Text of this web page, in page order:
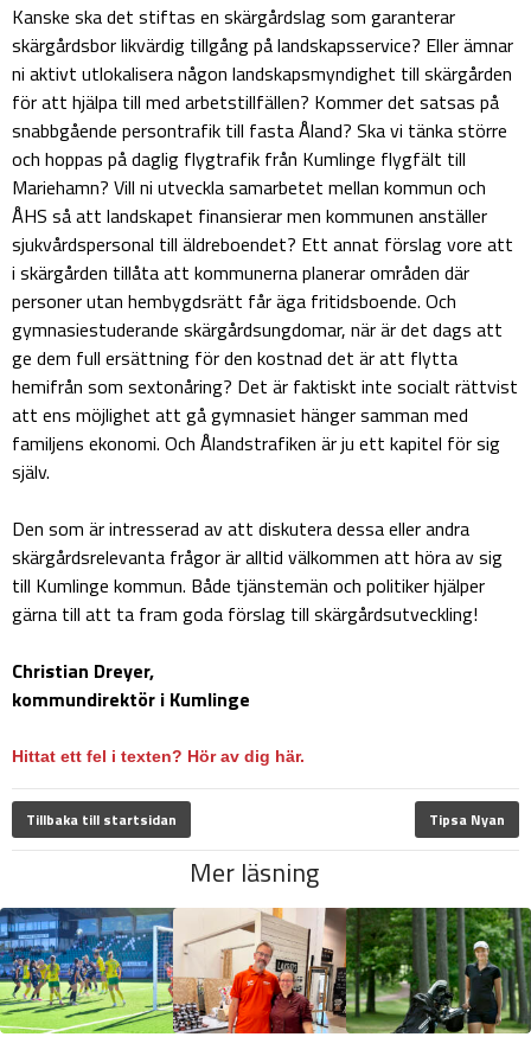
Kanske ska det stiftas en skärgårdslag som garanterar
skärgårdsbor likvärdig tillgång på landskapsservice? Eller ämnar
ni aktivt utlokalisera någon landskapsmyndighet till skärgården
för att hjälpa till med arbetstillfällen? Kommer det satsas på
snabbgående persontrafik till fasta Åland? Ska vi tänka större
och hoppas på daglig flygtrafik från Kumlinge flygfält till
Mariehamn? Vill ni utveckla samarbetet mellan kommun och
ÅHS så att landskapet finansierar men kommunen anställer
sjukvårdspersonal till äldreboendet? Ett annat förslag vore att
i skärgården tillåta att kommunerna planerar områden där
personer utan hembygdsrätt får äga fritidsboende. Och
gymnasiestuderande skärgårdsungdomar, när är det dags att
ge dem full ersättning för den kostnad det är att flytta
hemifrån som sextonåring? Det är faktiskt inte socialt rättvist
att ens möjlighet att gå gymnasiet hänger samman med
familjens ekonomi. Och Ålandstrafiken är ju ett kapitel för sig
själv.
Den som är intresserad av att diskutera dessa eller andra
skärgårdsrelevanta frågor är alltid välkommen att höra av sig
till Kumlinge kommun. Både tjänstemän och politiker hjälper
gärna till att ta fram goda förslag till skärgårdsutveckling!
Christian Dreyer,
kommundirektör i Kumlinge
Hittat ett fel i texten? Hör av dig här.
Tillbaka till startsidan Tipsa Nyan
Mer läsning